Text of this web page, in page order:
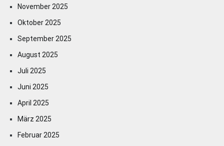
November 2025
Oktober 2025
September 2025
August 2025
Juli 2025
Juni 2025
April 2025
März 2025
Februar 2025